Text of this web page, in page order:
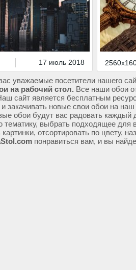
17 июль 2018
уважаемые посетители нашего
на рабочий стол. Все наши обои
сайт является бесплатным
и закачивать новые свои обои на
обои будут вас радовать
тематику, выбрать подходящее для
отсортировать по цвету,
понравиться вам, и вы